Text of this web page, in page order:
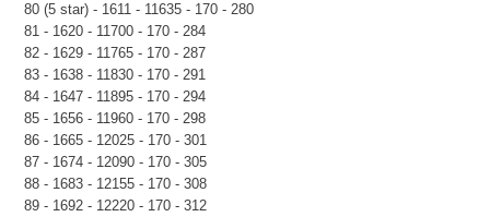
80 (5 star) - 1611 - 11635 - 170 - 280
81 - 1620 - 11700 - 170 - 284
82 - 1629 - 11765 - 170 - 287
83 - 1638 - 11830 - 170 - 291
84 - 1647 - 11895 - 170 - 294
85 - 1656 - 11960 - 170 - 298
86 - 1665 - 12025 - 170 - 301
87 - 1674 - 12090 - 170 - 305
88 - 1683 - 12155 - 170 - 308
89 - 1692 - 12220 - 170 - 312